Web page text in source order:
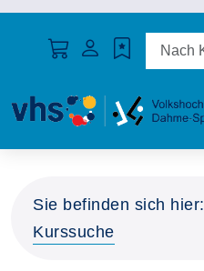
Sie befinden sich hier:
Kurssuche